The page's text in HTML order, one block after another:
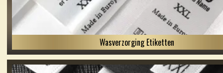
Wasverzorging Etiketten